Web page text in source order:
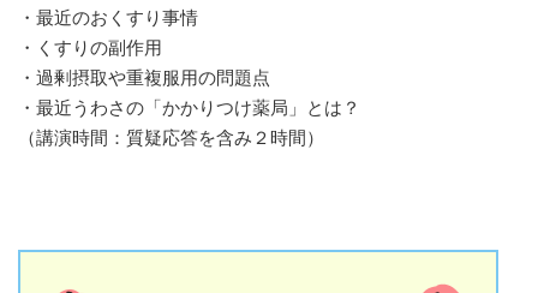
・最近のおくすり事情
・くすりの副作用
・過剰摂取や重複服用の問題点
・最近うわさの「かかりつけ薬局」とは？
（講演時間：質疑応答を含み２時間）